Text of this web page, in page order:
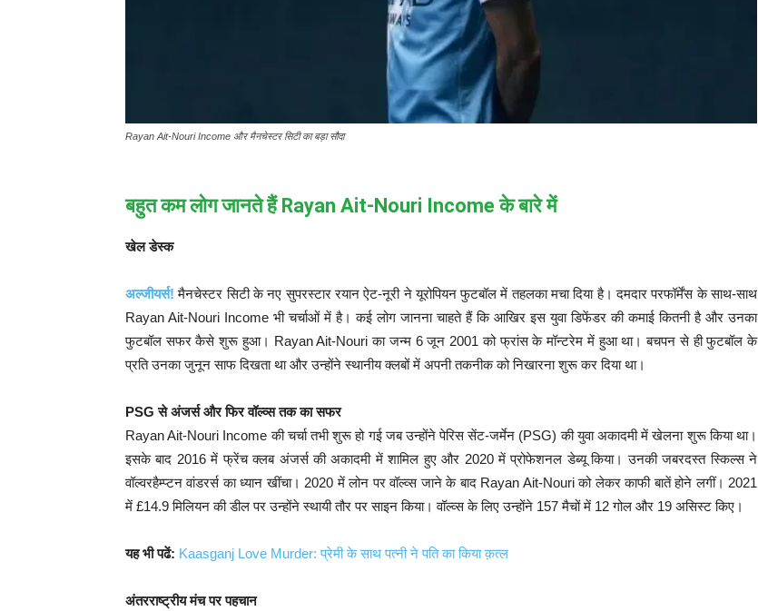
Rayan Ait-Nouri Income और मैनचेस्टर सिटी का बड़ा सौदा
बहुत कम लोग जानते हैं Rayan Ait-Nouri Income के बारे में
खेल डेस्क
अल्जीयर्स! मैनचेस्टर सिटी के नए सुपरस्टार रयान ऐट-नूरी ने यूरोपियन फुटबॉल में तहलका मचा दिया है। दमदार परफॉर्मेंस के साथ-साथ
Rayan Ait-Nouri Income भी चर्चाओं में है। कई लोग जानना चाहते हैं कि आखिर इस युवा डिफेंडर की कमाई कितनी है और उनका
फुटबॉल सफर कैसे शुरू हुआ। Rayan Ait-Nouri का जन्म 6 जून 2001 को फ्रांस के मॉन्टरेम में हुआ था। बचपन से ही फुटबॉल के
प्रति उनका जुनून साफ दिखता था और उन्होंने स्थानीय क्लबों में अपनी तकनीक को निखारना शुरू कर दिया था।
PSG से अंजर्स और फिर वॉल्व्स तक का सफर
Rayan Ait-Nouri Income की चर्चा तभी शुरू हो गई जब उन्होंने पेरिस सेंट-जर्मेन (PSG) की युवा अकादमी में खेलना शुरू किया था।
इसके बाद 2016 में फ्रेंच क्लब अंजर्स की अकादमी में शामिल हुए और 2020 में प्रोफेशनल डेब्यू किया। उनकी जबरदस्त स्किल्स ने
वॉल्वरहैम्प्टन वांडरर्स का ध्यान खींचा। 2020 में लोन पर वॉल्व्स जाने के बाद Rayan Ait-Nouri को लेकर काफी बातें होने लगीं। 2021
में £14.9 मिलियन की डील पर उन्होंने स्थायी तौर पर साइन किया। वॉल्व्स के लिए उन्होंने 157 मैचों में 12 गोल और 19 असिस्ट किए।
यह भी पढें: Kaasganj Love Murder: प्रेमी के साथ पत्नी ने पति का किया क़त्ल
अंतरराष्ट्रीय मंच पर पहचान